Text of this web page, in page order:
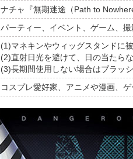
ナチャ『無期迷途（Path to
パーティー、イベント、ゲーム、
(1)マネキンやウィッグスタンドに
(2)直射日光を避けて、日の当たら
(3)長期間使用しない場合はブラッ
コスプレ愛好家、アニメや漫画、